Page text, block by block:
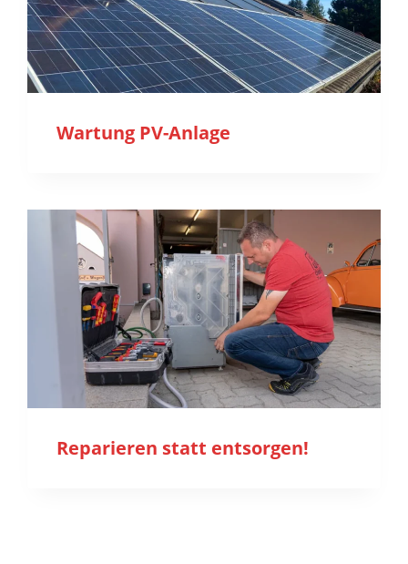
Wartung PV-Anlage
Reparieren statt entsorgen!